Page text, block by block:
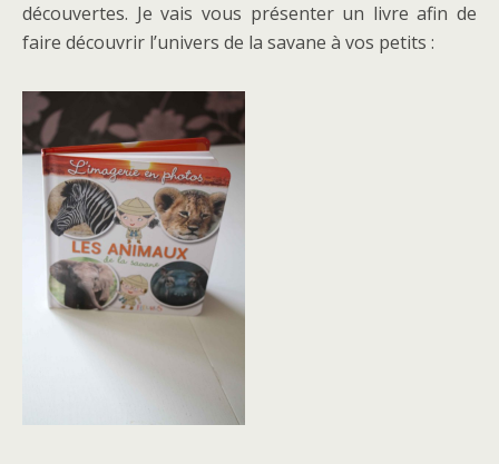
découvertes. Je vais vous présenter un livre afin de
faire découvrir l’univers de la savane à vos petits :